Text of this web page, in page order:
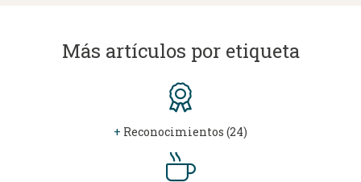
Más artículos por etiqueta
+ Reconocimientos (24)